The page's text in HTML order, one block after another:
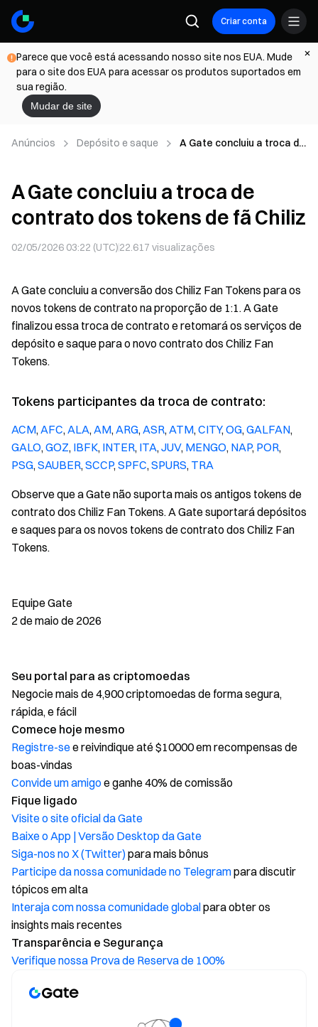
Criar conta
Parece que você está acessando nosso site nos EUA. Mude
para o site dos EUA para acessar os produtos suportados em
sua região.
Mudar de site
Anúncios Depósito e saque
A Gate concluiu a troca de
A Gate concluiu a troca de
contrato dos tokens de fã Chiliz
02/05/2026 03:22 (UTC)22.617 visualizações
A Gate concluiu a conversão dos Chiliz Fan Tokens para os
novos tokens de contrato na proporção de 1:1. A Gate
finalizou essa troca de contrato e retomará os serviços de
depósito e saque para o novo contrato dos Chiliz Fan
Tokens.
Tokens participantes da troca de contrato:
ACM,AFC,ALA,AM,ARG,ASR,ATM,CITY,OG,GALFAN,
GALO,GOZ, IBFK, INTER, ITA,JUV, MENGO, NAP, POR,
PSG,SAUBER,SCCP,SPFC,SPURS, TRA
Observe que a Gate não suporta mais os antigos tokens de
contrato dos Chiliz Fan Tokens. A Gate suportará depósitos
e saques para os novos tokens de contrato dos Chiliz Fan
Tokens.
Equipe Gate
2 de maio de 2026
Seu portal para as criptomoedas
Negocie mais de 4,900 criptomoedas de forma segura,
rápida, e fácil
Comece hoje mesmo
Registre-see reivindique até $10000 em recompensas de
boas-vindas
Convide um amigo e ganhe 40% de comissão
Fique ligado
Visite o site oficial da Gate
Baixe o App | Versão Desktop da Gate
Siga-nos no X (Twitter)para mais bônus
Participe da nossa comunidade no Telegrampara discutir
tópicos em alta
Interaja com nossa comunidade globalpara obter os
insights mais recentes
Transparência e Segurança
Verifique nossa Prova de Reserva de 100%